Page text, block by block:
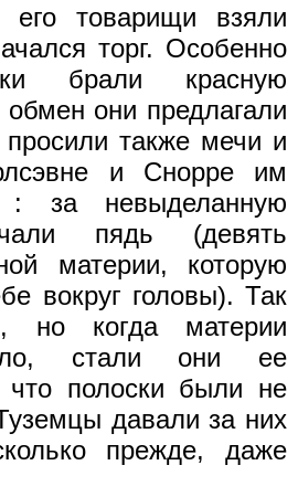
его товарищи взяли
торг. Особенно
брали красную
они предлагали
также мечи и
и Снорре им
: за невыделанную
пядь (девять
материи, которую
вокруг головы). Так
но когда материи
стали они ее
что полоски были не
давали за них
прежде, даже